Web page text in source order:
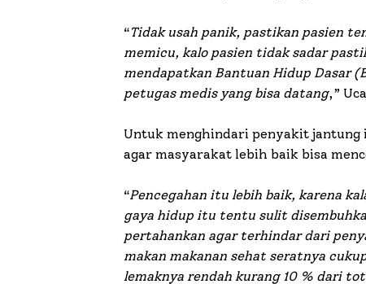
“Tidak usah panik, pastikan pasien
memicu, kalo pasien tidak sadar
mendapatkan Bantuan Hidup Dasar
petugas medis yang bisa datang,”
Untuk menghindari penyakit jantung
agar masyarakat lebih baik bisa
“Pencegahan itu lebih baik, karena
gaya hidup itu tentu sulit
pertahankan agar terhindar dari
makan makanan sehat seratnya
lemaknya rendah kurang 10 % dari